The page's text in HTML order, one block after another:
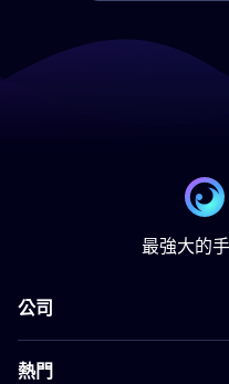
最強大的
公司
熱門